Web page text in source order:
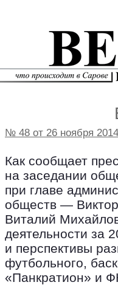
№ 48 от 26 ноября 2014
Как сообщает
на заседании
при главе
обществ —
Виталий
деятельности за
и перспективы
футбольного,
«Панкратион» и